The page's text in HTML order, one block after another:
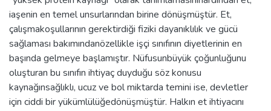
iaşenin en temel unsurlarından birine dönüşmüştür. Et,
çalışmakoşullarının gerektirdiği fiziki dayanıklılık ve gücü
sağlaması bakımındanözellikle işçi sınıfının diyetlerinin en
başında gelmeye başlamıştır. Nüfusunbüyük çoğunluğunu
oluşturan bu sınıfın ihtiyaç duyduğu söz konusu
kaynağınsağlıklı, ucuz ve bol miktarda temini ise, devletler
için ciddi bir yükümlülüğedönüşmüştür. Halkın et ihtiyacını